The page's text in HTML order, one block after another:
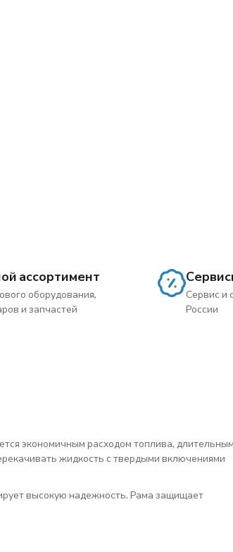
ассортимент
оборудования,
и запчастей
Сервис и
России
экономичным расходом топлива, длительным
жидкость с твердыми включениями
высокую надежность. Рама защищает